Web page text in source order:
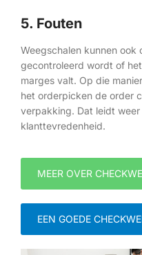
5. Fouten
Weegschalen kunnen ook
gecontroleerd wordt of
marges valt. Op die
het orderpicken de order
verpakking. Dat leidt
klanttevredenheid.
MEER OVER
EEN GOEDE